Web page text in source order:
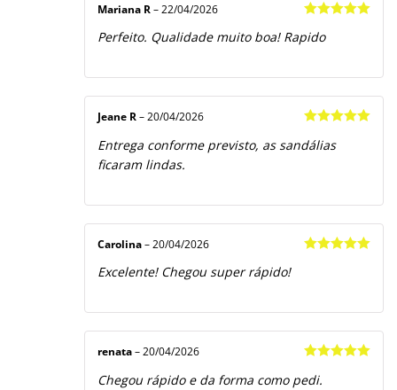
de 5
Mariana R – 22/04/2026
Perfeito. Qualidade muito boa! Rapido
de 5
Jeane R – 20/04/2026
Entrega conforme previsto, as sandálias
ficaram lindas.
Carolina – 20/04/2026
Excelente! Chegou super rápido!
de 5
renata – 20/04/2026
Chegou rápido e da forma como pedi.